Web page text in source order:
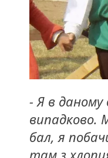
- Я в
випадково.
бал, я
там з